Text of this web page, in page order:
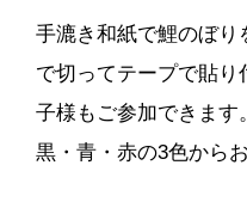
手漉き和紙で鯉のぼり
で切ってテープで貼
子様もご参加できます。
黒・青・赤の3色から